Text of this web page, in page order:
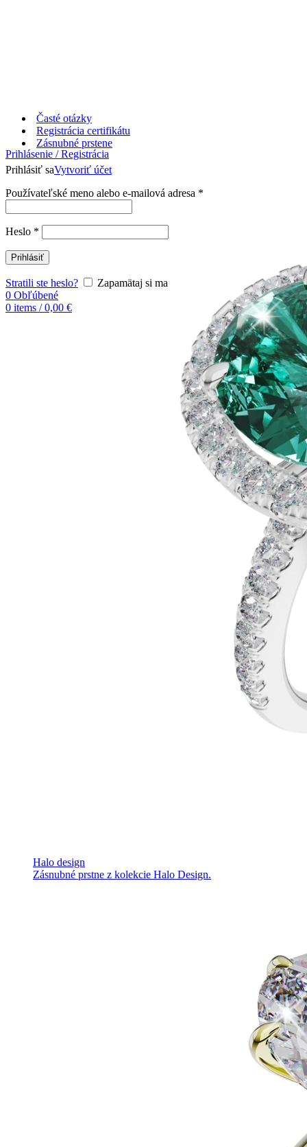
Časté otázky
Registrácia certifikátu
Prihlásenie / Registrácia
Prihlásiť saVytvoriť účet
Používateľské meno alebo e-mailová adresa *
Heslo *
Prihlásiť
Stratili ste heslo?
Zapamätaj si ma
0 Obľúbené
0 items / 0,00 €
Zásnubné prstene
Halo design
Zásnubné prstne z kolekcie Halo Design.